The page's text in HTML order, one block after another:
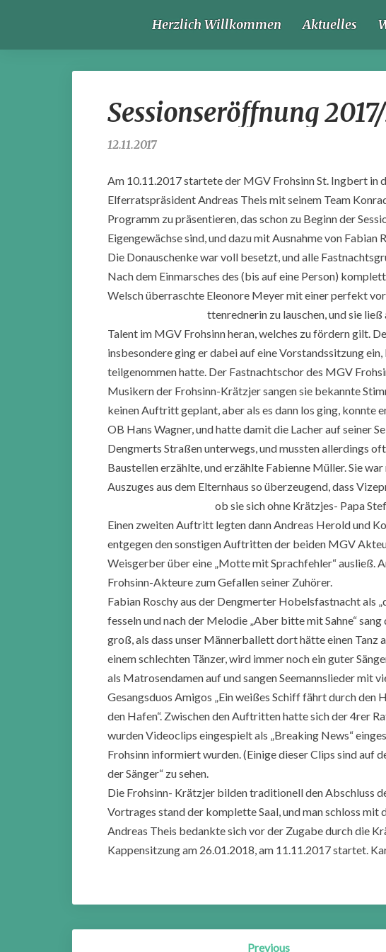
Herzlich Willkommen Aktuelles
Sessionseröffnung
12.11.2017
Am 10.11.2017 startete der MGV Frohsinn St. Ingbert in
Elferratspräsident Andreas Theis mit seinem Team
Programm zu präsentieren, das schon zu Beginn der
Eigengewächse sind, und dazu mit Ausnahme von
Die Donauschenke war voll besetzt, und alle
Nach dem Einmarsches des (bis auf eine Person)
Welsch überraschte Eleonore Meyer mit einer perfekt
ttenrednerin zu lauschen, und sie
Talent im MGV Frohsinn heran, welches zu fördern gilt.
insbesondere ging er dabei auf eine Vorstandssitzung
teilgenommen hatte. Der Fastnachtschor des MGV
Musikern der Frohsinn-Krätzjer sangen sie bekannte
keinen Auftritt geplant, aber als es dann los ging, konnte
OB Hans Wagner, und hatte damit die Lacher auf seiner
Dengmerts Straßen unterwegs, und mussten allerdings
Baustellen erzählte, und erzählte Fabienne Müller. Sie
Auszuges aus dem Elternhaus so überzeugend, dass
ob sie sich ohne Krätzjes- Papa
Einen zweiten Auftritt legten dann Andreas Herold und
entgegen den sonstigen Auftritten der beiden MGV
Weisgerber über eine „Motte mit Sprachfehler“ ausließ.
Frohsinn-Akteure zum Gefallen seiner Zuhörer.
Fabian Roschy aus der Dengmerter Hobelsfastnacht als
fesseln und nach der Melodie „Aber bitte mit Sahne“
groß, als dass unser Männerballett dort hätte einen Tanz
einem schlechten Tänzer, wird immer noch ein guter
als Matrosendamen auf und sangen Seemannslieder
Gesangsduos Amigos „Ein weißes Schiff fährt durch den
den Hafen“. Zwischen den Auftritten hatte sich der 4rer
wurden Videoclips eingespielt als „Breaking News“
Frohsinn informiert wurden. (Einige dieser Clips sind auf
der Sänger“ zu sehen.
Die Frohsinn- Krätzjer bilden traditionell den Abschluss
Vortrages stand der komplette Saal, und man schloss mit
Andreas Theis bedankte sich vor der Zugabe durch die
Kappensitzung am 26.01.2018, am 11.11.2017 startet.
Post
Previous